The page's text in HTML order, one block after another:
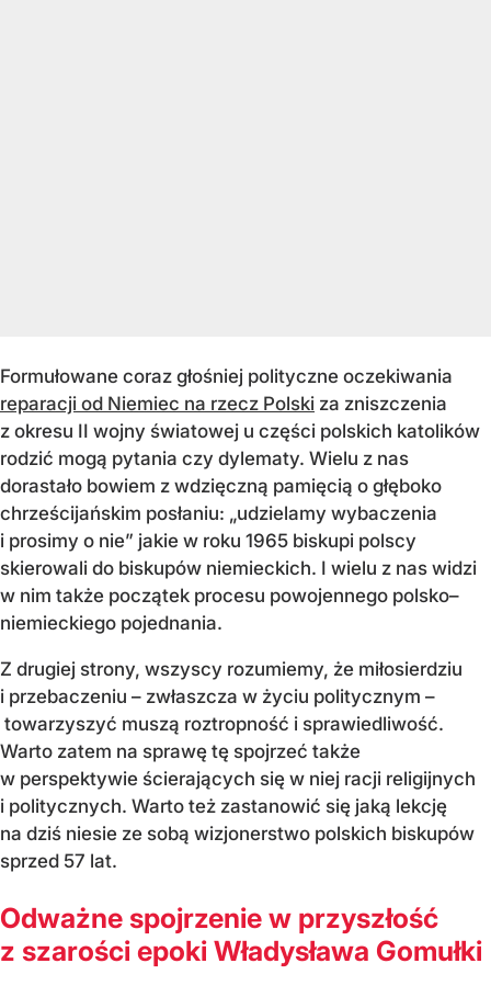
Formułowane coraz głośniej polityczne oczekiwania
reparacji od Niemiec na rzecz Polski za zniszczenia
z okresu II wojny światowej u części polskich katolików
rodzić mogą pytania czy dylematy. Wielu z nas
dorastało bowiem z wdzięczną pamięcią o głęboko
chrześcijańskim posłaniu: „udzielamy wybaczenia
i prosimy o nie” jakie w roku 1965 biskupi polscy
skierowali do biskupów niemieckich. I wielu z nas widzi
w nim także początek procesu powojennego polsko–
niemieckiego pojednania.
Z drugiej strony, wszyscy rozumiemy, że miłosierdziu
i przebaczeniu – zwłaszcza w życiu politycznym –
towarzyszyć muszą roztropność i sprawiedliwość.
Warto zatem na sprawę tę spojrzeć także
w perspektywie ścierających się w niej racji religijnych
i politycznych. Warto też zastanowić się jaką lekcję
na dziś niesie ze sobą wizjonerstwo polskich biskupów
sprzed 57 lat.
Odważne spojrzenie w przyszłość
z szarości epoki Władysława Gomułki